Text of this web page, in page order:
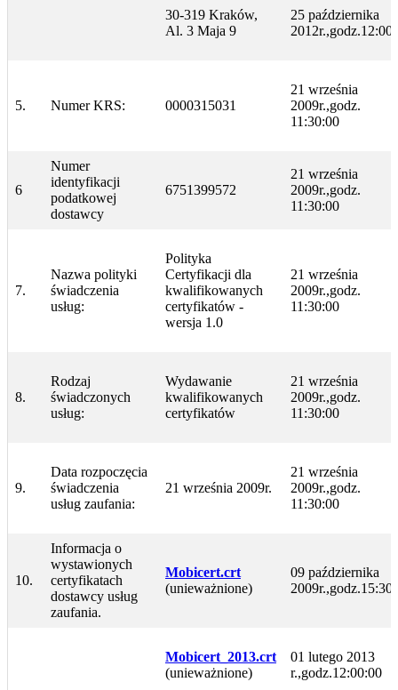
30-319 Kraków,
Al. 3 Maja 9
25 października
5. Numer KRS: 0000315031
21 września
2009r.,godz.
11:30:00
6
Numer
identyfikacji
podatkowej
dostawcy
6751399572
21 września
2009r.,godz.
11:30:00
7.
Nazwa polityki
świadczenia
usług:
Polityka
Certyfikacji dla
kwalifikowanych
certyfikatów -
wersja 1.0
21 września
2009r.,godz.
11:30:00
8.
Rodzaj
świadczonych
usług:
Wydawanie
kwalifikowanych
certyfikatów
21 września
2009r.,godz.
11:30:00
9.
Data rozpoczęcia
świadczenia
usług zaufania:
21 września 2009r.
21 września
2009r.,godz.
11:30:00
10.
Informacja o
wystawionych
certyfikatach
dostawcy usług
zaufania.
Mobicert.crt
(unieważnione)
09 października
Mobicert_2013.crt
(unieważnione)
01 lutego 2013
r.,godz.12:00:00